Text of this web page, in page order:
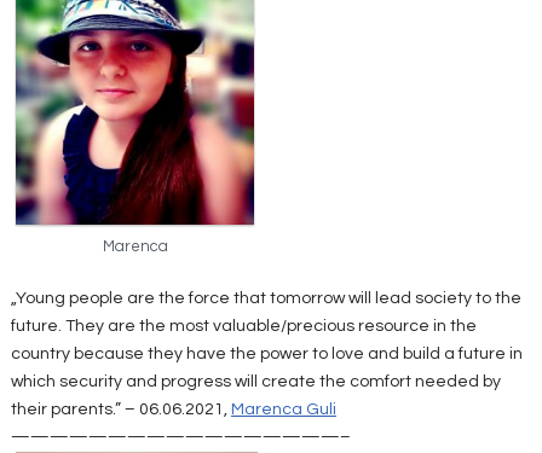
Marenca
„Young people are the force that tomorrow will lead society to the
future. They are the most valuable/precious resource in the
country because they have the power to love and build a future in
which security and progress will create the comfort needed by
their parents.” – 06.06.2021, Marenca Guli
—————————————————–